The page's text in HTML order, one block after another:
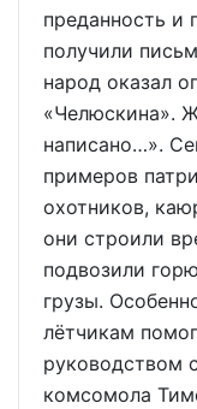
преданность и
получили
народ оказал
«Челюскина».
написано…».
примеров
охотников,
они строили
подвозили
грузы.
лётчикам
руководством
комсомола